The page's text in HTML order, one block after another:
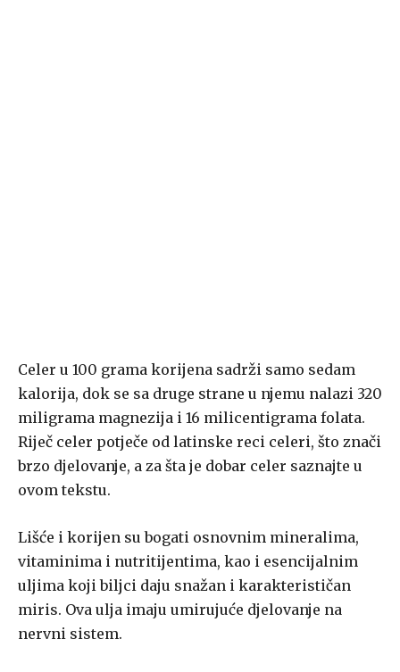
Celer u 100 grama korijena sadrži samo sedam
kalorija, dok se sa druge strane u njemu nalazi 320
miligrama magnezija i 16 milicentigrama folata.
Riječ celer potječe od latinske reci celeri, što znači
brzo djelovanje, a za šta je dobar celer saznajte u
ovom tekstu.
Lišće i korijen su bogati osnovnim mineralima,
vitaminima i nutritijentima, kao i esencijalnim
uljima koji biljci daju snažan i karakterističan
miris. Ova ulja imaju umirujuće djelovanje na
nervni sistem.